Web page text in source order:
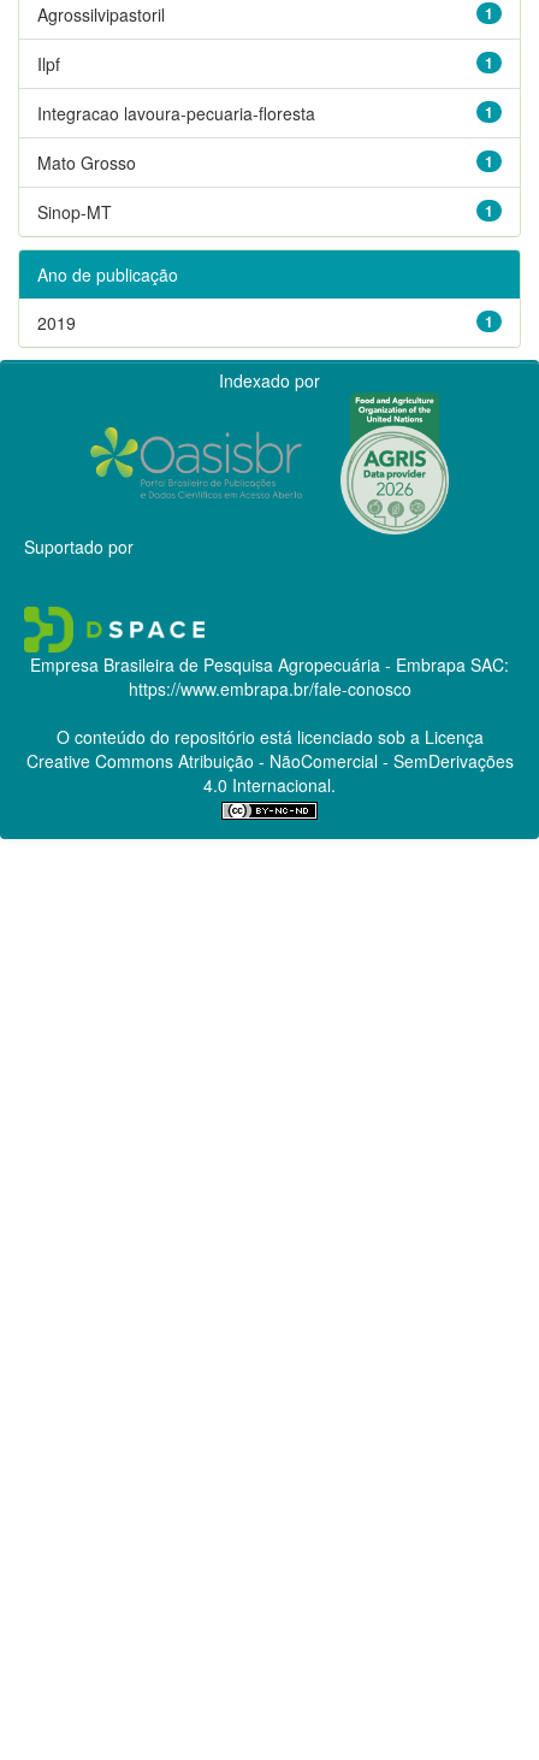
1
Agrossilvipastoril
1
Ilpf
1
Integracao lavoura-pecuaria-floresta
1
Mato Grosso
1
Sinop-MT
Ano de publicação
1
2019
Indexado por
Suportado por
Empresa Brasileira de Pesquisa Agropecuária - Embrapa SAC:
https://www.embrapa.br/fale-conosco
O conteúdo do repositório está licenciado sob a Licença
Creative CommonsAtribuição - NãoComercial - SemDerivações
4.0 Internacional.